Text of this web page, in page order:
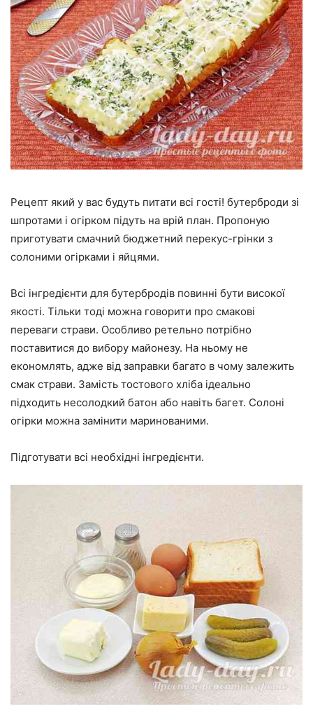
Рецепт який у вас будуть питати всі гості! бутерброди зі
шпротами і огірком підуть на врій план. Пропоную
приготувати смачний бюджетний перекус-грінки з
солоними огірками і яйцями.
Всі інгредієнти для бутербродів повинні бути високої
якості. Тільки тоді можна говорити про смакові
переваги страви. Особливо ретельно потрібно
поставитися до вибору майонезу. На ньому не
економлять, адже від заправки багато в чому залежить
смак страви. Замість тостового хліба ідеально
підходить несолодкий батон або навіть багет. Солоні
огірки можна замінити маринованими.
Підготувати всі необхідні інгредієнти.